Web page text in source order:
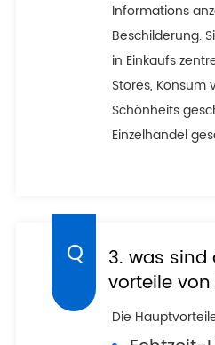
Informations
Beschilderung.
in Einkaufs
Stores, Konsum
Schönheits
Einzelhandel
3. was
vorteile von
Die